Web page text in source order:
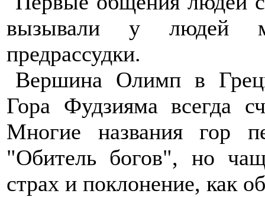
вызывали у людей
предрассудки.
Вершина Олимп в
Гора Фудзияма всегда
Многие названия гор
"Обитель богов", но
страх и поклонение, как